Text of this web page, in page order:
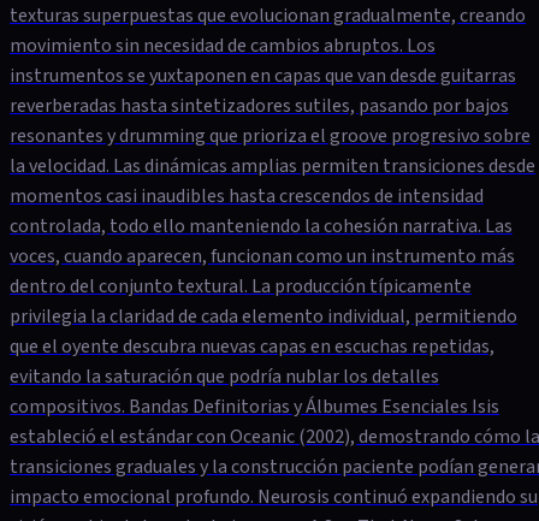
texturas superpuestas que evolucionan gradualmente, creando
movimiento sin necesidad de cambios abruptos. Los
instrumentos se yuxtaponen en capas que van desde guitarras
reverberadas hasta sintetizadores sutiles, pasando por bajos
resonantes y drumming que prioriza el groove progresivo sobre
la velocidad. Las dinámicas amplias permiten transiciones desde
momentos casi inaudibles hasta crescendos de intensidad
controlada, todo ello manteniendo la cohesión narrativa. Las
voces, cuando aparecen, funcionan como un instrumento más
dentro del conjunto textural. La producción típicamente
privilegia la claridad de cada elemento individual, permitiendo
que el oyente descubra nuevas capas en escuchas repetidas,
evitando la saturación que podría nublar los detalles
compositivos. Bandas Definitorias y Álbumes Esenciales Isis
estableció el estándar con Oceanic (2002), demostrando cómo
transiciones graduales y la construcción paciente podían
impacto emocional profundo. Neurosis continuó expandiendo su